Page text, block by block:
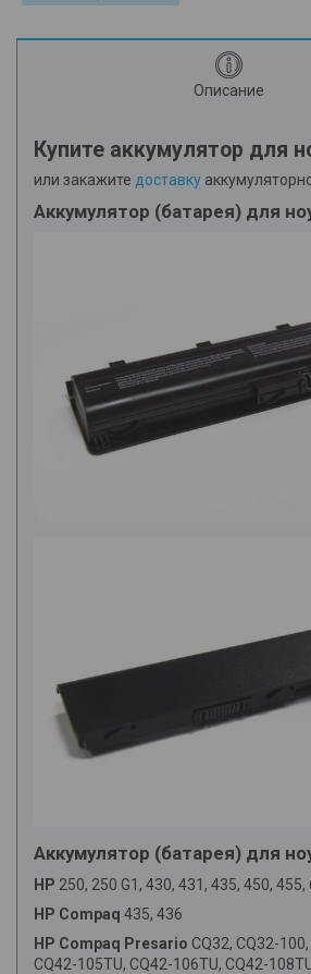
Описание
Купите аккумулятор для
или закажите доставку
Аккумулятор (батарея) для
Аккумулятор (батарея) для
HP 250, 250 G1, 430, 431, 435, 450,
HP Compaq 435, 436
HP Compaq Presario CQ32, CQ32-
CQ42-105TU, CQ42-106TU, CQ42-